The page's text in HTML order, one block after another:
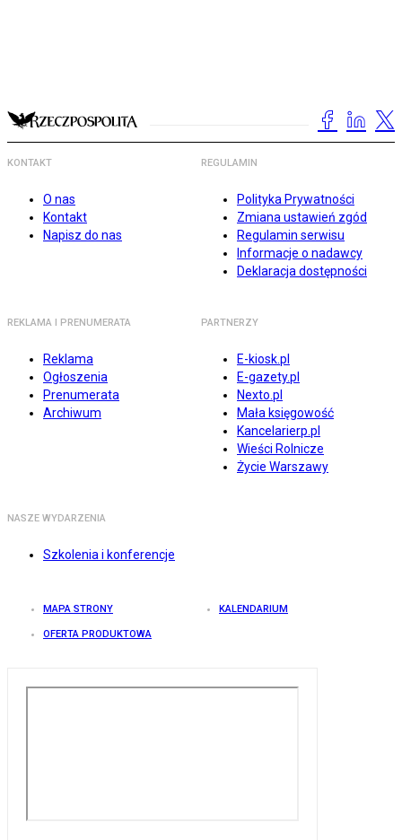
KONTAKT
O nas
Kontakt
Napisz do nas
REGULAMIN
Polityka Prywatności
Zmiana ustawień zgód
Regulamin serwisu
Informacje o nadawcy
Deklaracja dostępności
REKLAMA I PRENUMERATA
Reklama
Ogłoszenia
Prenumerata
Archiwum
PARTNERZY
E-kiosk.pl
E-gazety.pl
Nexto.pl
Mała księgowość
Kancelarierp.pl
Wieści Rolnicze
Życie Warszawy
NASZE WYDARZENIA
Szkolenia i konferencje
MAPA STRONY KALENDARIUM
OFERTA PRODUKTOWA